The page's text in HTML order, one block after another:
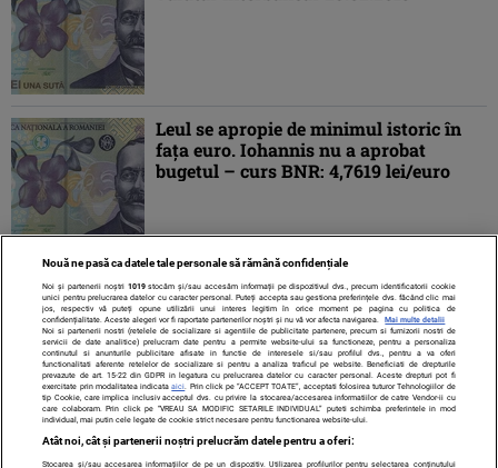
Leul se apropie de minimul istoric în
faţa euro. Iohannis nu a aprobat
bugetul – curs BNR: 4,7619 lei/euro
1 2 3 »
Nouă ne pasă ca datele tale personale să rămână confidențiale
Noi și partenerii noștri 1019stocăm și/sau accesăm informații pe dispozitivul dvs., precum identificatorii cookie
unici pentru prelucrarea datelor cu caracter personal. Puteți accepta sau gestiona preferințele dvs. făcând clic mai
jos, respectiv vă puteți opune utilizării unui interes legitim în orice moment pe pagina cu politica de
confidențialitate. Aceste alegeri vor fi raportate partenerilor noștri și nu vă vor afecta navigarea.
Mai multe detalii
Noi si partenerii nostri (retelele de socializare si agentiile de publicitate partenere, precum si furnizorii nostri de
servicii de date analitice) prelucram date pentru a permite website-ului sa functioneze, pentru a personaliza
continutul si anunturile publicitare afisate in functie de interesele si/sau profilul dvs., pentru a va oferi
functionalitati aferente retelelor de socializare si pentru a analiza traficul pe website. Beneficiati de drepturile
prevazute de art. 15-22 din GDPR in legatura cu prelucrarea datelor cu caracter personal. Aceste drepturi pot fi
exercitate prin modalitatea indicataaici . Prin click pe “ACCEPT TOATE”, acceptati folosirea tuturor Tehnologiilor de
tip Cookie, care implica inclusiv acceptul dvs. cu privire la stocarea/accesarea informatiilor de catre Vendor-ii cu
care colaboram. Prin click pe “VREAU SA MODIFIC SETARILE INDIVIDUAL” puteti schimba preferintele in mod
individual, mai putin cele legate de cookie strict necesare pentru functionarea website-ului.
Atât noi, cât și partenerii noștri prelucrăm datele pentru a oferi:
Stocarea și/sau accesarea informațiilor de pe un dispozitiv. Utilizarea profilurilor pentru selectarea conținutului